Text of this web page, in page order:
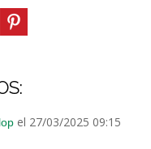
el 27/03/2025 09:15